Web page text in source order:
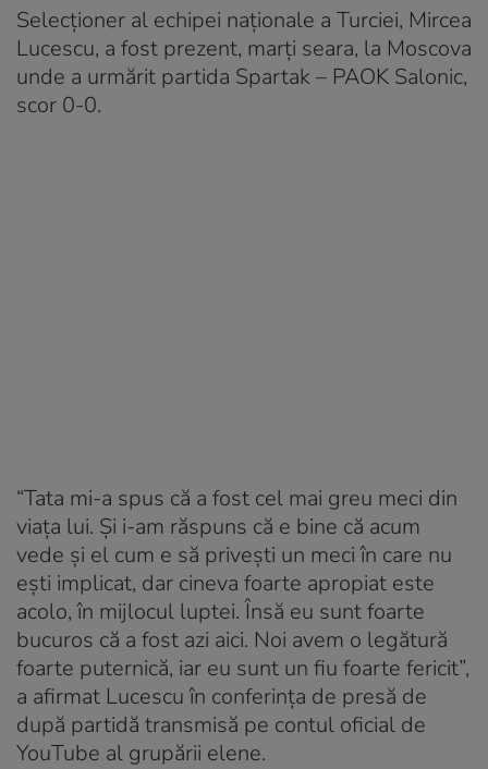
Selecţioner al echipei naţionale a Turciei, Mircea
Lucescu, a fost prezent, marţi seara, la Moscova
unde a urmărit partida Spartak – PAOK Salonic,
scor 0-0.
“Tata mi-a spus că a fost cel mai greu meci din
viaţa lui. Şi i-am răspuns că e bine că acum
vede şi el cum e să priveşti un meci în care nu
eşti implicat, dar cineva foarte apropiat este
acolo, în mijlocul luptei. Însă eu sunt foarte
bucuros că a fost azi aici. Noi avem o legătură
foarte puternică, iar eu sunt un fiu foarte fericit”,
a afirmat Lucescu în conferinţa de presă de
după partidă transmisă pe contul oficial de
YouTube al grupării elene.